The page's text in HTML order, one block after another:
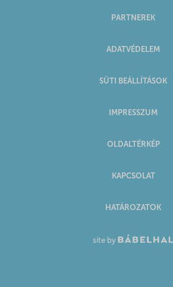
PARTNEREK
ADATVÉDELEM
SÜTI BEÁLLÍTÁSOK
IMPRESSZUM
OLDALTÉRKÉP
KAPCSOLAT
HATÁROZATOK
site by